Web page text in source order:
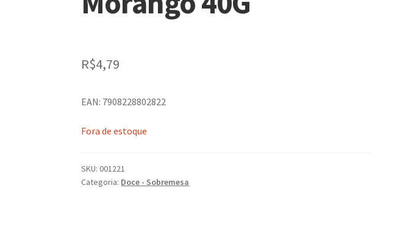
R$4,79
EAN: 7908228802822
Fora de estoque
SKU:001221
Categoria: Doce - Sobremesa